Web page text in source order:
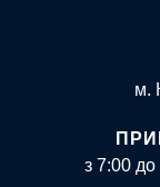
м.
з 7:00